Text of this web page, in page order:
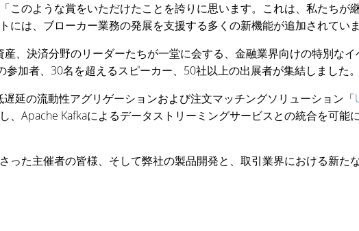
このような賞をいただけたことを誇りに思います。これは、私たちが
は、ブローカー業務の発展を支援する多くの新機能が追加されていま
、決済分野のリーダーたちが一堂に会する、金融業界向けの特別な
加者、30名を超えるスピーカー、50社以上の出展者が集結しました。
延の流動性アグリゲーションおよび注文マッチングソリューション「
Apache Kafkaによるデータストリーミングサービスとの統合を可能に
った主催者の皆様、そして弊社の製品開発と、取引業界における新た